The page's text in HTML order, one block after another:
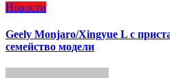
Новости
Geely Monjaro/Xingyue L с
семейство модели